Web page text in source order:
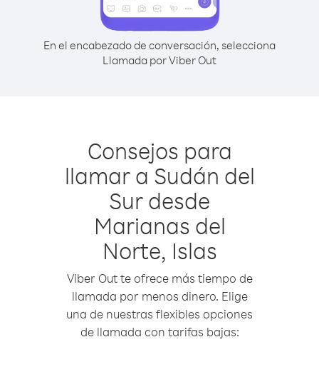
En el encabezado de conversación, selecciona
Llamada por Viber Out
Consejos para
llamar a Sudán del
Sur desde
Marianas del
Norte, Islas
Viber Out te ofrece más tiempo de
llamada por menos dinero. Elige
una de nuestras flexibles opciones
de llamada con tarifas bajas: